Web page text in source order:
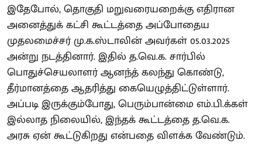
இதேபோல், தொகுதி மறுவரையறைக்கு எதிரான
அனைத்துக் கட்சி கூட்டத்தை அப்போதைய
முதலமைச்சர் மு.க.ஸ்டாலின் அவர்கள் 05.03.2025
அன்று நடத்தினார். இதில் த.வெ.க. சார்பில்
பொதுச்செயலாளர் ஆனந்த் கலந்து கொண்டு,
தீர்மானத்தை ஆதரித்து கையெழுத்திட்டுள்ளார்.
அப்படி இருக்கும்போது, பெரும்பான்மை எம்.பி.க்கள்
இல்லாத நிலையில், இந்தக் கூட்டத்தை த.வெ.க.
அரசு ஏன் கூட்டுகிறது என்பதை விளக்க வேண்டும்.